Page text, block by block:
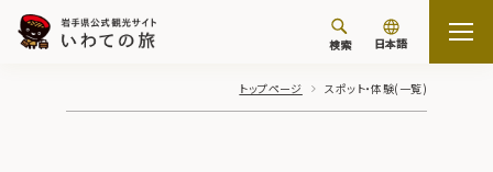
検索 日本語
トップページ スポット・体験(一覧)